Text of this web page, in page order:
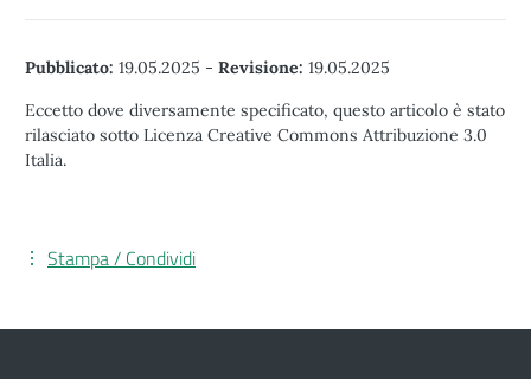
Pubblicato: 19.05.2025 - Revisione: 19.05.2025
Eccetto dove diversamente specificato, questo articolo è stato
rilasciato sotto Licenza Creative Commons Attribuzione 3.0
Italia.
Stampa / Condividi